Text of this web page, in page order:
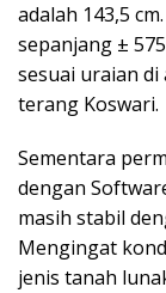
adalah 143,5
sepanjang ±
sesuai uraian di
terang Koswari.
Sementara
dengan
masih stabil
Mengingat
jenis tanah